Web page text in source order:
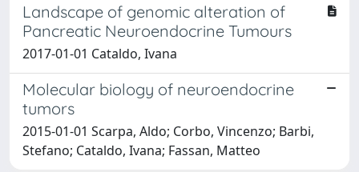
Landscape of genomic alteration of
Pancreatic Neuroendocrine Tumours
2017-01-01 Cataldo, Ivana
Molecular biology of neuroendocrine
tumors
2015-01-01 Scarpa, Aldo; Corbo, Vincenzo; Barbi,
Stefano; Cataldo, Ivana; Fassan, Matteo